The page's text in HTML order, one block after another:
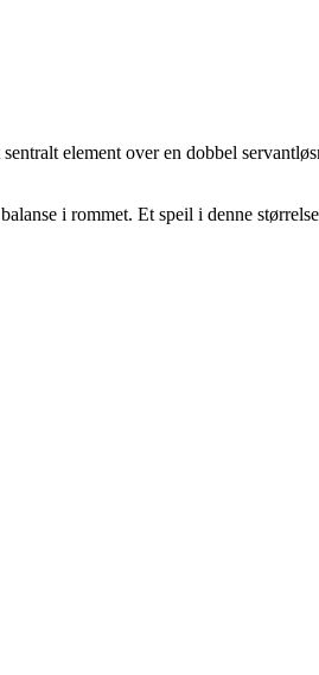
element over en dobbel
i rommet. Et speil i denne